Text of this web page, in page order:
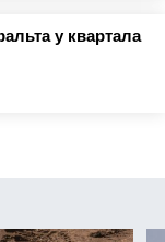
у квартала